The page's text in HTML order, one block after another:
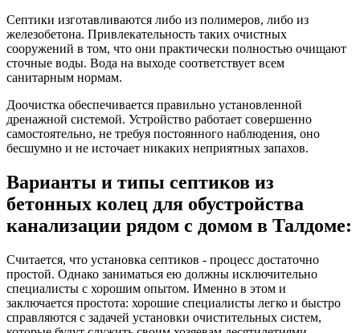
Септики изготавливаются либо из полимеров, либо из
железобетона. Привлекательность таких очистных
сооружений в том, что они практически полностью очищают
сточные воды. Вода на выходе соответствует всем
санитарным нормам.
Доочистка обеспечивается правильно установленной
дренажной системой. Устройство работает совершенно
самостоятельно, не требуя постоянного наблюдения, оно
бесшумно и не источает никаких неприятных запахов.
Варианты и типы септиков из
бетонных колец для обустройства
канализации рядом с домом в Талдоме:
Считается, что установка септиков - процесс достаточно
простой. Однако заниматься ею должны исключительно
специалисты с хорошим опытом. Именно в этом и
заключается простота: хорошие специалисты легко и быстро
справляются с задачей установки очистительных систем,